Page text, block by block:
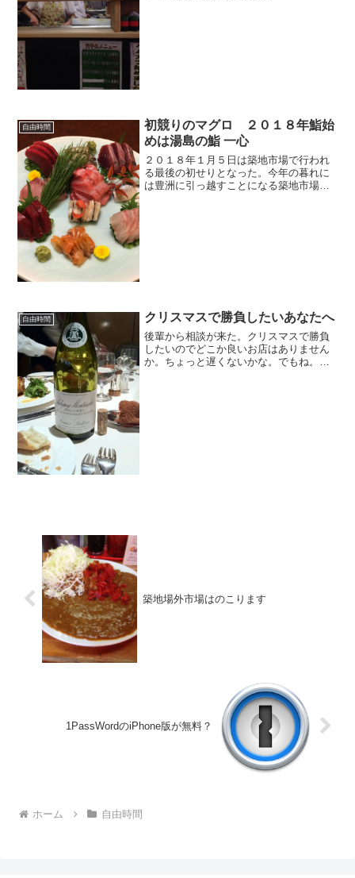
自由時間
初競りのマグロ ２０１８年鮨始
めは湯島の鮨 一心
２０１８年１月５日は築地市場で行われ
る最後の初せりとなった。今年の暮れに
は豊洲に引っ越すことになる築地市場。
自由時間 クリスマスで勝負したいあなたへ
後輩から相談が来た。クリスマスで勝負
したいのでどこか良いお店はありません
か。ちょっと遅くないかな。でもね。相
築地場外市場はのこります
1PassWordのiPhone版が無料？
ホーム 自由時間